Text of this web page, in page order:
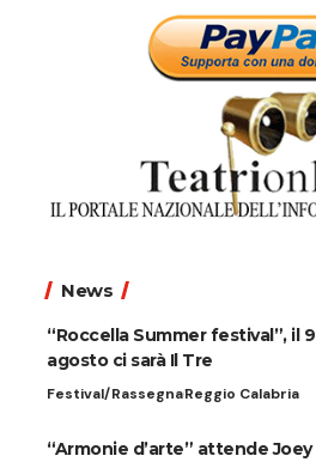
News
“Roccella Summer festival”, il 9
agosto ci sarà Il Tre
Festival/RassegnaReggio Calabria
“Armonie d’arte” attende Joey